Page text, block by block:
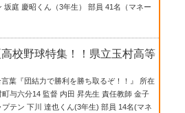
坂庭 慶昭くん（3年生） 部員 41名（マネー
校野球特集！！県立玉村高等
葉『団結力で勝利を勝ち取るぞ！！』 所在
与六分14 監督 内田 昇先生 責任教師 金子
テン 下川 達也くん(3年生) 部員 14名(マネ